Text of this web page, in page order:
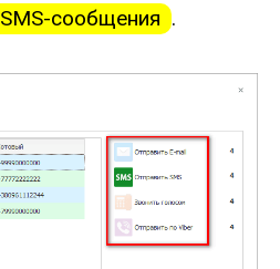
SMS-сообщения .